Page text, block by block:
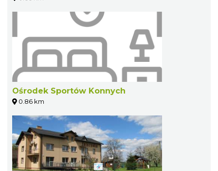
Ośrodek Sportów Konnych
0.86 km